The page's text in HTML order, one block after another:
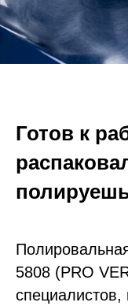
Готов к
5808 (PRO